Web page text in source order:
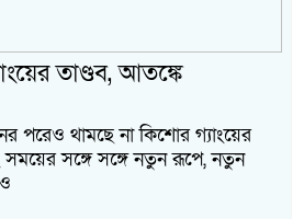
তাণ্ডব, আতঙ্কে
পরেও থামছে না কিশোর গ্যাংয়ের
সময়ের সঙ্গে সঙ্গে নতুন রূপে, নতুন